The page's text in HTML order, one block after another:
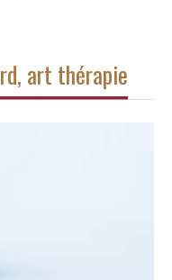
art thérapie